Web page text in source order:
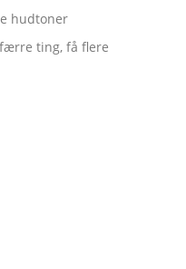
hudtoner
ting, få flere